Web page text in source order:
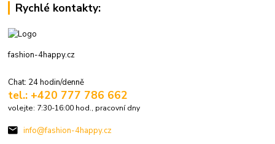
Rychlé kontakty:
fashion-4happy.cz
Chat: 24 hodin/denně
tel.: +420 777 786 662
volejte: 7:30-16:00 hod., pracovní dny
info@fashion-4happy.cz